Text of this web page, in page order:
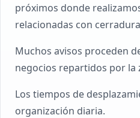
próximos donde
relacionadas con
Muchos avisos proceden
negocios repartidos por la
Los tiempos de
organización diaria.